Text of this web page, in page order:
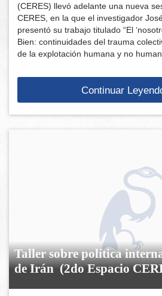
(CERES) llevó adelante una nueva
CERES, en la que el investigador
presentó su trabajo titulado “El
Bien: continuidades del trauma
de la explotación humana y no
Continuar
Taller sobre política
de Irán (2do Espacio